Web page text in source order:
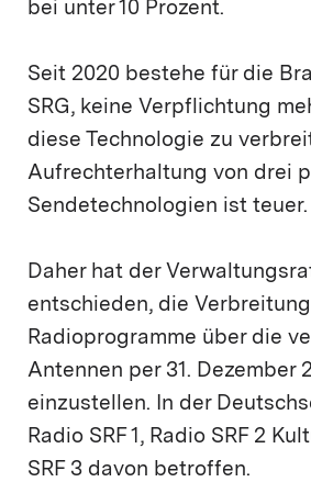
bei unter 10 Prozent.
Seit 2020 bestehe für die
SRG, keine Verpflichtung
diese Technologie zu
Aufrechterhaltung von drei
Sendetechnologien ist teuer.
Daher hat der
entschieden, die
Radioprogramme über die
Antennen per 31. Dezember
einzustellen. In der
Radio SRF 1, Radio SRF 2
SRF 3 davon betroffen.